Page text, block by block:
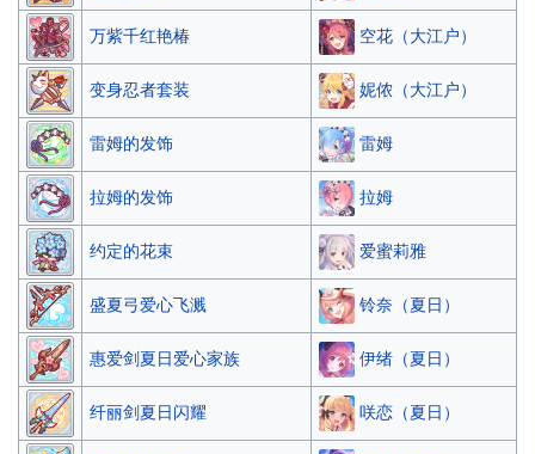
万紫千红艳椿 空花（大江户）
变身忍者套装 妮侬（大江户）
雷姆的发饰 雷姆
拉姆的发饰 拉姆
约定的花束 爱蜜莉雅
盛夏弓爱心飞溅 铃奈（夏日）
惠爱剑夏日爱心家族 伊绪（夏日）
纤丽剑夏日闪耀 咲恋（夏日）